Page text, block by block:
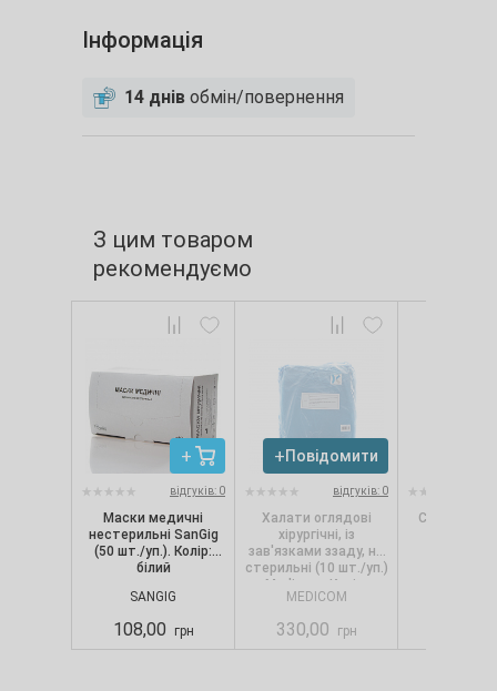
Інформація
14 днів обмін/повернення
З цим товаром
рекомендуємо
відгуків: 0
Маски медичні
нестерильні SanGig
(50 шт./уп.). Колір:
білий
SANGIG
108,00 грн
Повідомити
відгуків: 0
Халати оглядові
хірургічні, із
зав'язками ззаду, не
стерильні (10 шт./уп.)
Medicom. Колір:
блакитний
MEDICOM
330,00 грн
Стерилліум